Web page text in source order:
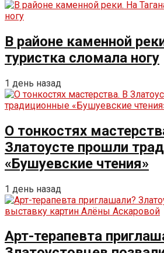
В районе каменной
туристка сломала ногу
1 день назад
О тонкостях
Златоусте прошли
«Бушуевские чтения»
1 день назад
Арт-терапевта